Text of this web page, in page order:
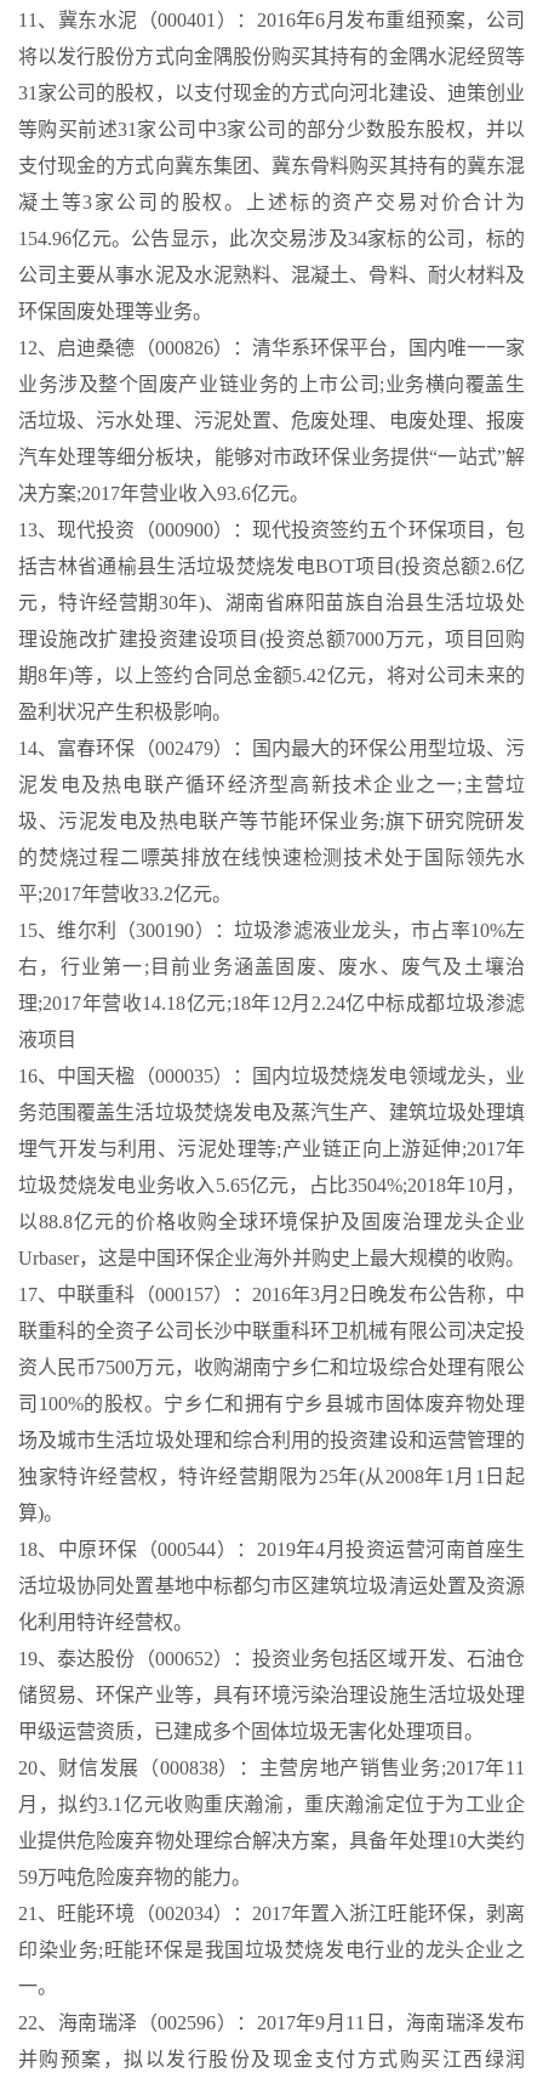
11、冀东水泥（000401）：2016年6月发布重组预案，公司
将以发行股份方式向金隅股份购买其持有的金隅水泥经贸等
31家公司的股权，以支付现金的方式向河北建设、迪策创业
等购买前述31家公司中3家公司的部分少数股东股权，并以
支付现金的方式向冀东集团、冀东骨料购买其持有的冀东混
凝土等3家公司的股权。上述标的资产交易对价合计为
154.96亿元。公告显示，此次交易涉及34家标的公司，标的
公司主要从事水泥及水泥熟料、混凝土、骨料、耐火材料及
环保固废处理等业务。
12、启迪桑德（000826）：清华系环保平台，国内唯一一家
业务涉及整个固废产业链业务的上市公司;业务横向覆盖生
活垃圾、污水处理、污泥处置、危废处理、电废处理、报废
汽车处理等细分板块，能够对市政环保业务提供“一站式”解
决方案;2017年营业收入93.6亿元。
13、现代投资（000900）：现代投资签约五个环保项目，包
括吉林省通榆县生活垃圾焚烧发电BOT项目(投资总额2.6亿
元，特许经营期30年)、湖南省麻阳苗族自治县生活垃圾处
理设施改扩建投资建设项目(投资总额7000万元，项目回购
期8年)等，以上签约合同总金额5.42亿元，将对公司未来的
盈利状况产生积极影响。
14、富春环保（002479）：国内最大的环保公用型垃圾、污
泥发电及热电联产循环经济型高新技术企业之一;主营垃
圾、污泥发电及热电联产等节能环保业务;旗下研究院研发
的焚烧过程二嘌英排放在线怏速检测技术处于国际领先水
平;2017年营收33.2亿元。
15、维尔利（300190）：垃圾渗滤液业龙头，市占率10%左
右，行业第一;目前业务涵盖固废、废水、废气及土壤治
理;2017年营收14.18亿元;18年12月2.24亿中标成都垃圾渗滤
液项目
16、中国天楹（000035）：国内垃圾焚烧发电领域龙头，业
务范围覆盖生活垃圾焚烧发电及蒸汽生产、建筑垃圾处理填
埋气开发与利用、污泥处理等;产业链正向上游延伸;2017年
垃圾焚烧发电业务收入5.65亿元，占比3504%;2018年10月，
以88.8亿元的价格收购全球环境保护及固废治理龙头企业
Urbaser，这是中国环保企业海外并购史上最大规模的收购。
17、中联重科（000157）：2016年3月2日晚发布公告称，中
联重科的全资子公司长沙中联重科环卫机械有限公司决定投
资人民币7500万元，收购湖南宁乡仁和垃圾综合处理有限公
司100%的股权。宁乡仁和拥有宁乡县城市固体废弃物处理
场及城市生活垃圾处理和综合利用的投资建设和运营管理的
独家特许经营权，特许经营期限为25年(从2008年1月1日起
算)。
18、中原环保（000544）：2019年4月投资运营河南首座生
活垃圾协同处置基地中标都匀市区建筑垃圾清运处置及资源
化利用特许经营权。
19、泰达股份（000652）：投资业务包括区域开发、石油仓
储贸易、环保产业等，具有环境污染治理设施生活垃圾处理
甲级运营资质，已建成多个固体垃圾无害化处理项目。
20、财信发展（000838）：主营房地产销售业务;2017年11
月，拟约3.1亿元收购重庆瀚渝，重庆瀚渝定位于为工业企
业提供危险废弃物处理综合解决方案，具备年处理10大类约
59万吨危险废弃物的能力。
21、旺能环境（002034）：2017年置入浙江旺能环保，剥离
印染业务;旺能环保是我国垃圾焚烧发电行业的龙头企业之
一。
22、海南瑞泽（002596）：2017年9月11日，海南瑞泽发布
并购预案，拟以发行股份及现金支付方式购买江西绿润